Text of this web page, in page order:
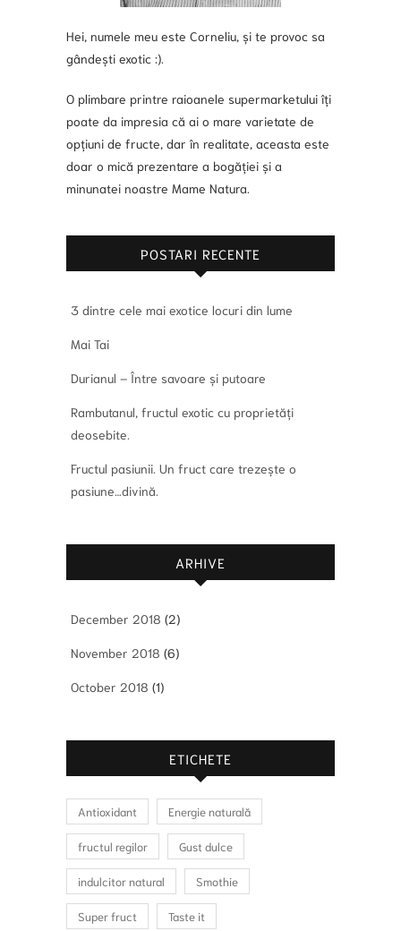
Hei, numele meu este Corneliu, și te provoc sa
gândești exotic :).
O plimbare printre raioanele supermarketului îți
poate da impresia că ai o mare varietate de
opțiuni de fructe, dar în realitate, aceasta este
doar o mică prezentare a bogăției și a
minunatei noastre Mame Natura.
POSTARI RECENTE
3 dintre cele mai exotice locuri din lume
Mai Tai
Durianul – Între savoare și putoare
Rambutanul, fructul exotic cu proprietăți
deosebite.
Fructul pasiunii. Un fruct care trezește o
pasiune…divină.
ARHIVE
December 2018 (2)
November 2018 (6)
October 2018 (1)
ETICHETE
Antioxidant Energie naturală
fructul regilor Gust dulce
indulcitor natural Smothie
Super fruct Taste it